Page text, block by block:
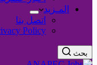
المـزيد
اتصل بنا
Policy
بحث